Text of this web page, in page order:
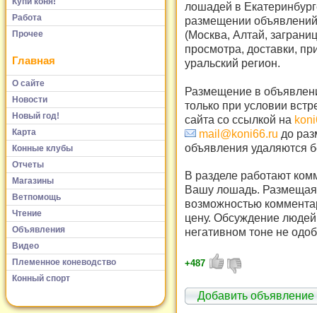
Работа
Прочее
Главная
О сайте
Новости
Новый год!
Карта
Конные клубы
Отчеты
Магазины
Ветпомощь
Чтение
Объявления
Видео
Племенное коневодство
Конный спорт
лошадей в
размещении
(Москва, Алтай,
просмотра, доставки,
уральский регион.
Размещение в
только при условии
сайта со ссылкой на
mail@koni66.ru до
объявления удаляются
В разделе работают
Вашу лошадь. Размещая
возможностью
цену. Обсуждение
негативном тоне не
+487
Добавить объявление